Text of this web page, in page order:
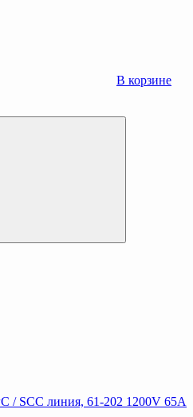
В корзине
/ SCC линия, 61-202 1200V 65A